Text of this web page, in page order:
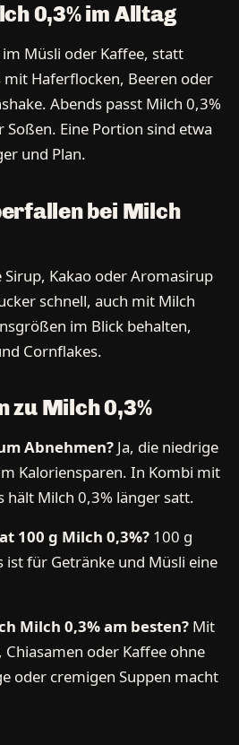
0,3% im Alltag
Müsli oder Kaffee, statt
mit Haferflocken, Beeren oder
Abends passt Milch 0,3%
Soßen. Eine Portion sind etwa
und Plan.
bei Milch
Sirup, Kakao oder Aromasirup
schnell, auch mit Milch
im Blick behalten,
Cornflakes.
zu Milch 0,3%
Abnehmen? Ja, die niedrige
Kaloriensparen. In Kombi mit
hält Milch 0,3% länger satt.
100 g Milch 0,3%? 100 g
ist für Getränke und Müsli eine
Milch 0,3% am besten? Mit
oder Kaffee ohne
oder cremigen Suppen macht